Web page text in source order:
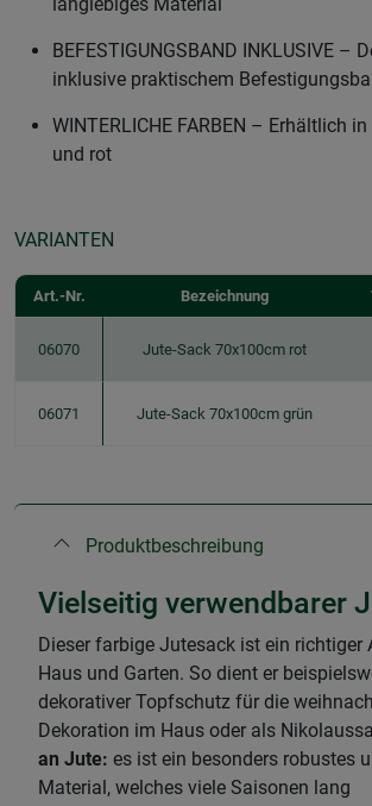
BEFESTIGUNGSBAND INKLUSIVE –
inklusive praktischem
WINTERLICHE FARBEN – Erhältlich
und rot
VARIANTEN
Art.-Nr. Bezeichnung
06070 Jute-Sack 70x100cm rot
06071 Jute-Sack 70x100cm grün
Produktbeschreibung
Vielseitig verwendbarer
Dieser farbige Jutesack ist ein richtiger
Haus und Garten. So dient er
dekorativer Topfschutz für die
Dekoration im Haus oder als
an Jute: es ist ein besonders robustes
Material, welches viele Saisonen lang